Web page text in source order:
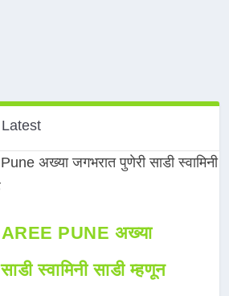
Latest
PUNE अख्या
स्वामिनी साडी म्हणून